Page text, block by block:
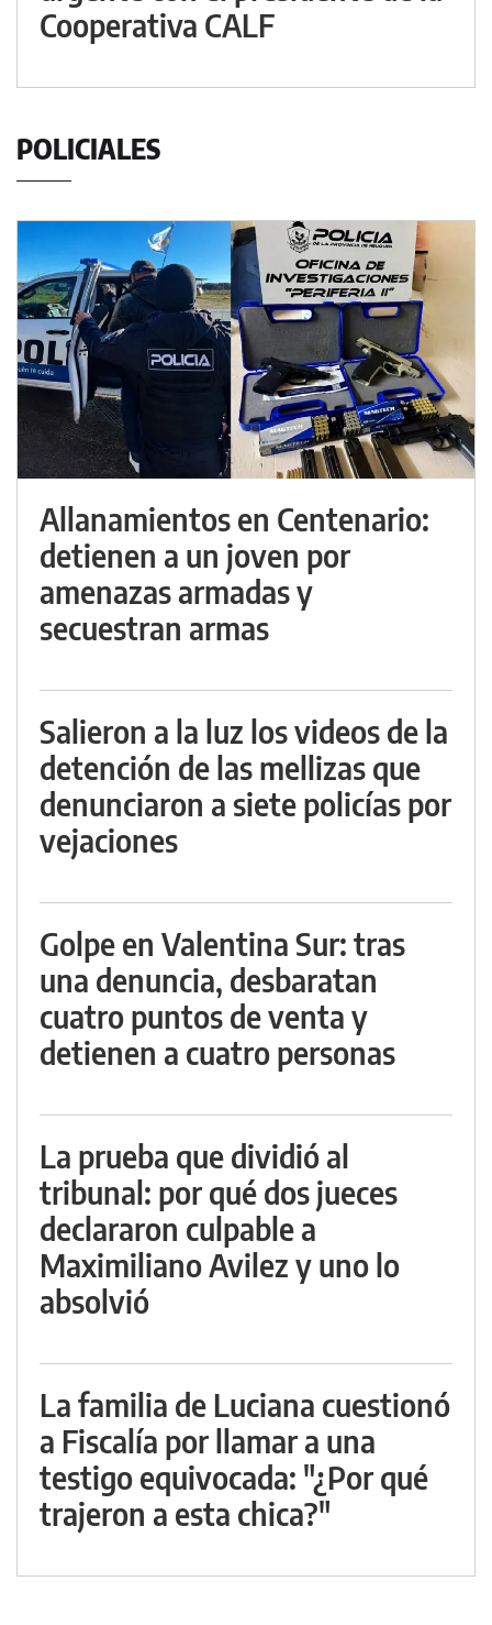
Cooperativa CALF
POLICIALES
Allanamientos en Centenario:
detienen a un joven por
amenazas armadas y
secuestran armas
Salieron a la luz los videos de la
detención de las mellizas que
denunciaron a siete policías por
vejaciones
Golpe en Valentina Sur: tras
una denuncia, desbaratan
cuatro puntos de venta y
detienen a cuatro personas
La prueba que dividió al
tribunal: por qué dos jueces
declararon culpable a
Maximiliano Avilez y uno lo
absolvió
La familia de Luciana cuestionó
a Fiscalía por llamar a una
testigo equivocada: "¿Por qué
trajeron a esta chica?"